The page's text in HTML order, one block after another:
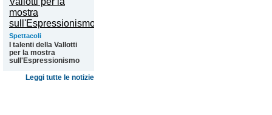
Spettacoli
I talenti della Vallotti
per la mostra
sull'Espressionismo
Leggi tutte le notizie